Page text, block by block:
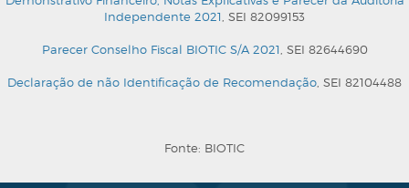
Independente 2021 , SEI 82099153
Parecer Conselho Fiscal BIOTIC S/A 2021 , SEI 82644690
Declaração de não Identificação de Recomendação , SEI 82104488
Fonte: BIOTIC